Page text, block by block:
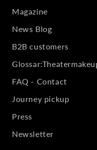
Magazine
News Blog
B2B customers
FAQ - Contact
Journey pickup
Press
Newsletter